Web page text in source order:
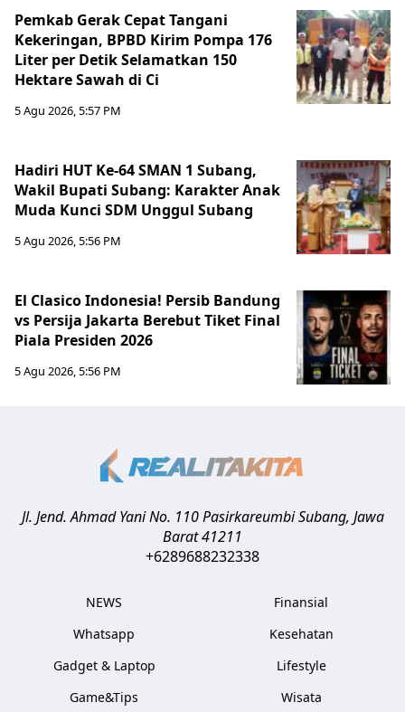
Pemkab Gerak Cepat Tangani
Kekeringan, BPBD Kirim Pompa 176
Liter per Detik Selamatkan 150
Hektare Sawah di Ci
5 Agu 2026, 5:57 PM
Hadiri HUT Ke-64 SMAN 1 Subang,
Wakil Bupati Subang: Karakter Anak
Muda Kunci SDM Unggul Subang
5 Agu 2026, 5:56 PM
El Clasico Indonesia! Persib Bandung
vs Persija Jakarta Berebut Tiket Final
Piala Presiden 2026
5 Agu 2026, 5:56 PM
Jl. Jend. Ahmad Yani No. 110 Pasirkareumbi Subang, Jawa
Barat41211
+6289688232338
NEWS
Whatsapp
Gadget & Laptop
Game&Tips
Finansial
Kesehatan
Lifestyle
Wisata